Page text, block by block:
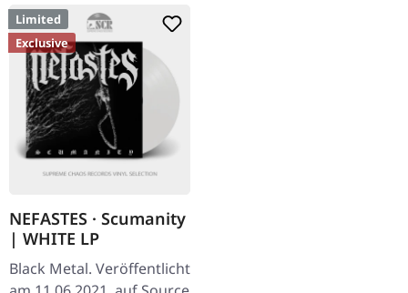
Limited
Exclusive
NEFASTES · Scumanity
| WHITE LP
Black Metal. Veröffentlicht